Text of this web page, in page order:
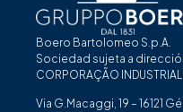
Boero Bartolomeo S.p.A.
Sociedad sujeta a
CORPORAÇÃO INDUSTRIAL
Via G.Macaggi, 19 – 16121